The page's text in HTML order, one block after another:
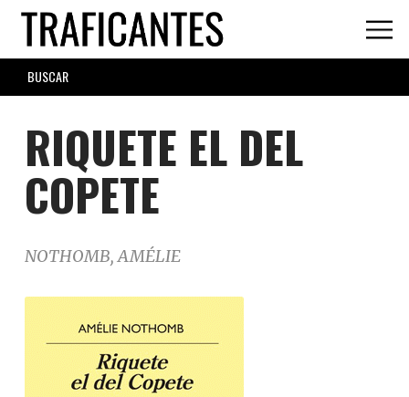
Skip
main
content
SEARCH
FORM
RIQUETE EL DEL
COPETE
NOTHOMB, AMÉLIE